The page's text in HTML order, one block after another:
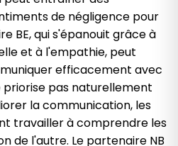
de négligence pour
BE, qui s'épanouit grâce à
et à l'empathie, peut
efficacement avec
priorise pas naturellement
la communication, les
travailler à comprendre les
de l'autre. Le partenaire NB